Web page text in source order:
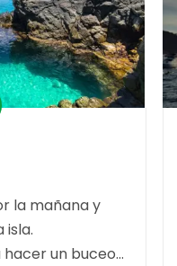
la mañana y
isla.
hacer un buceo